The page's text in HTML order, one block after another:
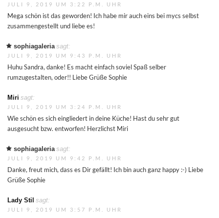
JULI 9, 2019 UM 3:22 P.M. UHR
Mega schön ist das geworden! Ich habe mir auch eins bei mycs selbst
zusammengestellt und liebe es!
sophiagaleria sagt:
JULI 9, 2019 UM 9:43 P.M. UHR
Huhu Sandra, danke! Es macht einfach soviel Spaß selber
rumzugestalten, oder!! Liebe Grüße Sophie
Miri sagt:
JULI 9, 2019 UM 3:24 P.M. UHR
Wie schön es sich eingliedert in deine Küche! Hast du sehr gut
ausgesucht bzw. entworfen! Herzlichst Miri
sophiagaleria sagt:
JULI 9, 2019 UM 9:42 P.M. UHR
Danke, freut mich, dass es Dir gefällt! Ich bin auch ganz happy :-) Liebe
Grüße Sophie
Lady Stil sagt:
JULI 9, 2019 UM 3:57 P.M. UHR